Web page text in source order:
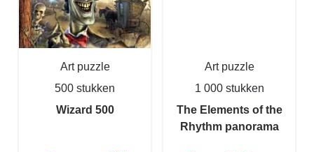
Art puzzle
500 stukken
Wizard 500
Art puzzle
1 000 stukken
The Elements of the
Rhythm panorama